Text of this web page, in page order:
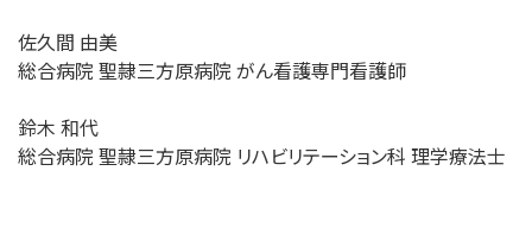
佐久間 由美
総合病院 聖隷三方原病院 がん看護専門看護師
鈴木 和代
総合病院 聖隷三方原病院 リハビリテーション科 理学療法士